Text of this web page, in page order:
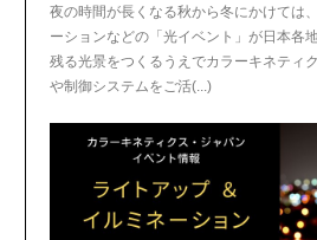
夜の時間が長くなる秋から冬にかけては
ーションなどの「光イベント」が日本各
残る光景をつくるうえでカラーキネティ
や制御システムをご活(...)